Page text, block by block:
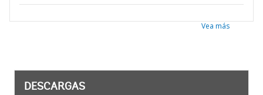
Vea más
DESCARGAS